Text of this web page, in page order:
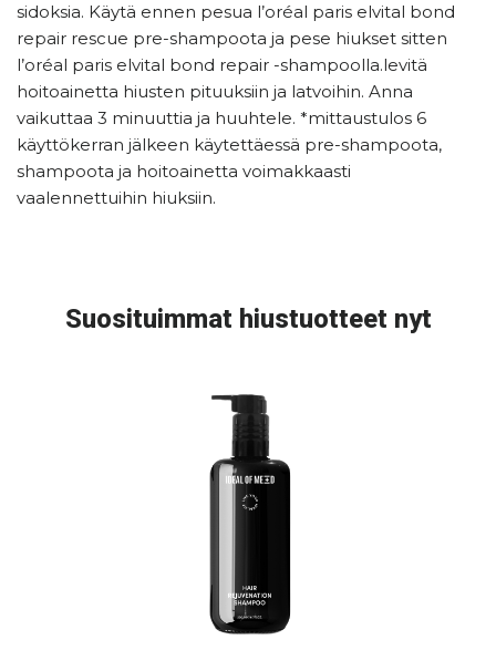
sidoksia. Käytä ennen pesua l’oréal paris elvital bond
repair rescue pre-shampoota ja pese hiukset sitten
l’oréal paris elvital bond repair -shampoolla.levitä
hoitoainetta hiusten pituuksiin ja latvoihin. Anna
vaikuttaa 3 minuuttia ja huuhtele. *mittaustulos 6
käyttökerran jälkeen käytettäessä pre-shampoota,
shampoota ja hoitoainetta voimakkaasti
vaalennettuihin hiuksiin.
Suosituimmat hiustuotteet nyt